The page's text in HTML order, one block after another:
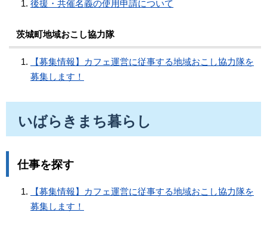
後援・共催名義の使用申請について
茨城町地域おこし協力隊
【募集情報】カフェ運営に従事する地域おこし協力隊を
募集します！
いばらきまち暮らし
仕事を探す
【募集情報】カフェ運営に従事する地域おこし協力隊を
募集します！